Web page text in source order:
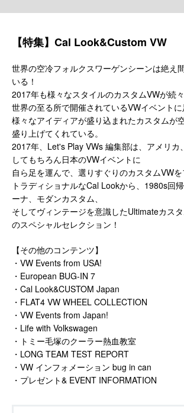
【特集】Cal Look&Custom VW
世界の空冷フォルクスワーゲンシーンは絶え
いる！
2017年も様々なスタイルのカスタムVWが続々
世界の至る所で開催されているVWイベントに
様々なアイディアが盛り込まれたカスタムが
盛り上げてくれている。
2017年、Let's Play VWs 編集部は、アメリカ
してもちろん日本のVWイベントに
自ら足を運んで、選りすぐりのカスタムVWを
トラディショナルなCal Lookから、1980s回
ーナ、モダンカスタム、
そしてヴィンテージを意識したUltimateカス
のスペシャルセレクション！
【その他のコンテンツ】
・VW Events from USA!
・European BUG-IN 7
・Cal Look&CUSTOM Japan
・FLAT4 VW WHEEL COLLECTION
・VW Events from Japan!
・Life with Volkswagen
・トミー毛塚のクーラー熱血教室
・LONG TEAM TEST REPORT
・VW インフォメーション bug in can
・プレゼント& EVENT INFORMATION